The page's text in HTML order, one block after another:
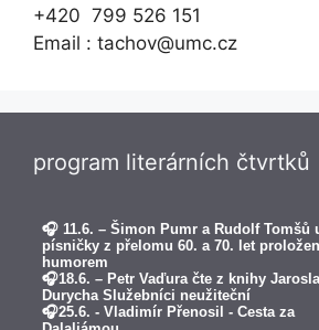
+420 799 526 151
Email : tachov@umc.cz
program literárních čtvrtků